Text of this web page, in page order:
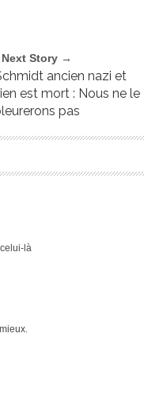
Next Story →
ancien nazi et
est mort : Nous ne le
pas
là